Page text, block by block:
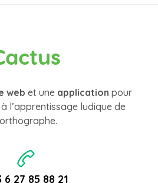
web et une application pour
l’apprentissage ludique de
6 27 85 88 21